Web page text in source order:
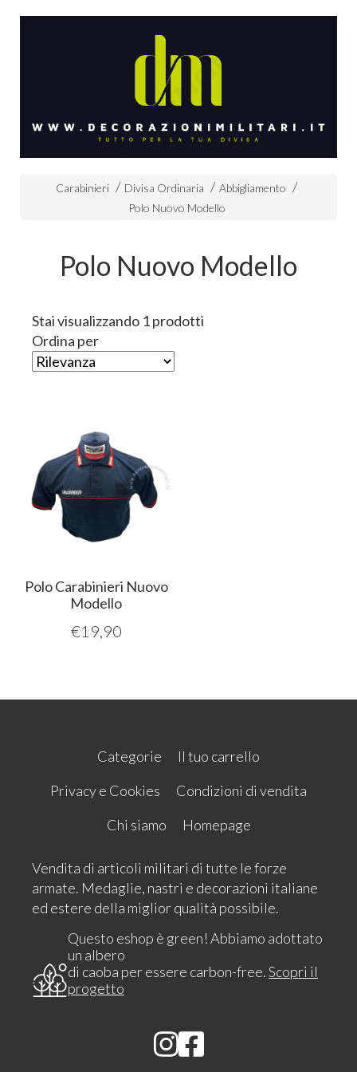
Carabinieri Divisa Ordinaria
Abbigliamento
Polo Nuovo Modello
Polo Nuovo Modello
Stai visualizzando 1 prodotti
Ordina per
Polo Carabinieri Nuovo
Modello
€19,90
Categorie
Il tuo carrello
Privacy e Cookies
Condizioni di vendita
Chi siamo
Homepage
Vendita di articoli militari di tutte le forze
armate. Medaglie, nastri e decorazioni italiane
ed estere della miglior qualità possibile.
Questo eshop è green! Abbiamo adottato
un albero
di caoba per essere carbon-free.Scopri il
progetto